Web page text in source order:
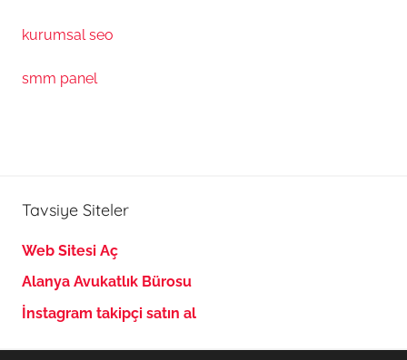
kurumsal seo
smm panel
Tavsiye Siteler
Web Sitesi Aç
Alanya Avukatlık Bürosu
İnstagram takipçi satın al